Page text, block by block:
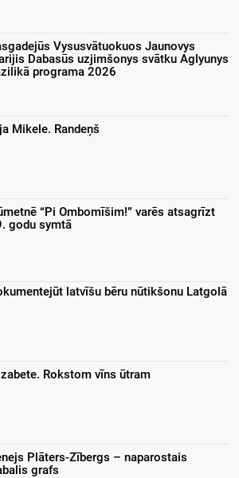
Vysusvātuokuos Jaunovys
Dabasūs uzjimšonys svātku Aglyunys
programa 2026
Mikele. Randeņš
“Pi Ombomīšim!” varēs atsagrīzt
godu symtā
latvīšu bēru nūtikšonu Latgolā
Rokstom vīns ūtram
Plāters-Zībergs – naparostais
grafs